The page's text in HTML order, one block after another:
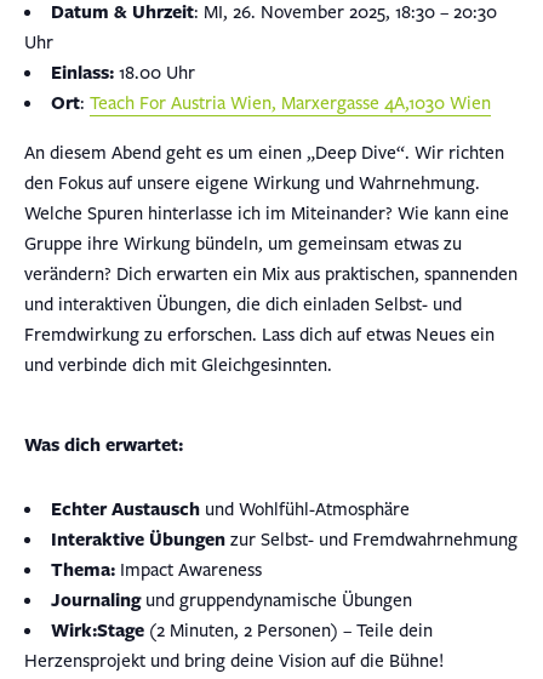
Datum & Uhrzeit: MI, 26. November 2025, 18:30 – 20:30
Uhr
Einlass: 18.00 Uhr
Ort: Teach For Austria Wien, Marxergasse 4A,1030 Wien
An diesem Abend geht es um einen „Deep Dive“. Wir richten
den Fokus auf unsere eigene Wirkung und Wahrnehmung.
Welche Spuren hinterlasse ich im Miteinander? Wie kann eine
Gruppe ihre Wirkung bündeln, um gemeinsam etwas zu
verändern? Dich erwarten ein Mix aus praktischen, spannenden
und interaktiven Übungen, die dich einladen Selbst- und
Fremdwirkung zu erforschen. Lass dich auf etwas Neues ein
und verbinde dich mit Gleichgesinnten.
Was dich erwartet:
Echter Austausch und Wohlfühl-Atmosphäre
Interaktive Übungen zur Selbst- und Fremdwahrnehmung
Thema: Impact Awareness
Journalingund gruppendynamische Übungen
Wirk:Stage (2 Minuten, 2 Personen) – Teile dein
Herzensprojekt und bring deine Vision auf die Bühne!